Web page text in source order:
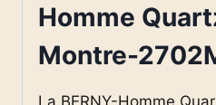
Homme
Montre-
La BERNY-Homme